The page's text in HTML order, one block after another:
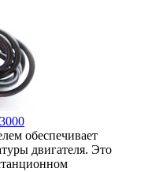
обеспечивает
двигателя. Это